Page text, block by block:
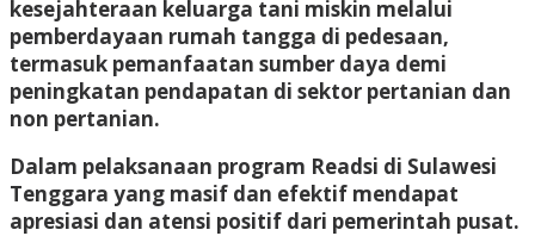
kesejahteraan keluarga tani miskin melalui
pemberdayaan rumah tangga di pedesaan,
termasuk pemanfaatan sumber daya demi
peningkatan pendapatan di sektor pertanian dan
non pertanian.
Dalam pelaksanaan program Readsi di Sulawesi
Tenggara yang masif dan efektif mendapat
apresiasi dan atensi positif dari pemerintah pusat.